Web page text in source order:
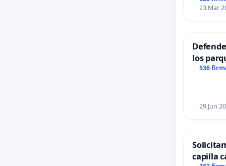
23 Mar
los
536
29 Jun
capilla